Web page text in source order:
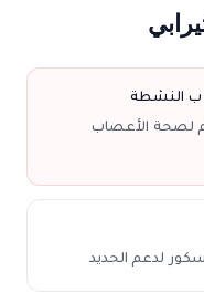
ب النشطة
لصحة الأعصاب
لدعم الحديد